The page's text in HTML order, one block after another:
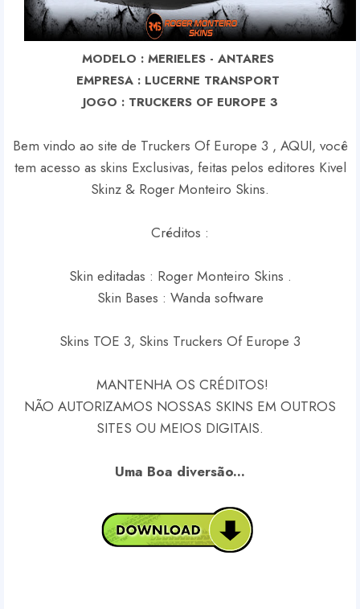
MODELO : MERIELES - ANTARES
EMPRESA : LUCERNE TRANSPORT
JOGO : TRUCKERS OF EUROPE 3
Bem vindo ao site de Truckers Of Europe 3 , AQUI, você
tem acesso as skins Exclusivas, feitas pelos editores Kivel
Skinz & Roger Monteiro Skins.
Créditos :
Skin editadas : Roger Monteiro Skins .
Skin Bases : Wanda software
Skins TOE 3, Skins Truckers Of Europe 3
MANTENHA OS CRÉDITOS!
NÃO AUTORIZAMOS NOSSAS SKINS EM OUTROS
SITES OU MEIOS DIGITAIS.
Uma Boa diversão...